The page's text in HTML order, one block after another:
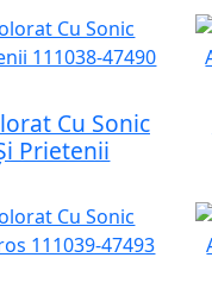
Cu Sonic
Prietenii